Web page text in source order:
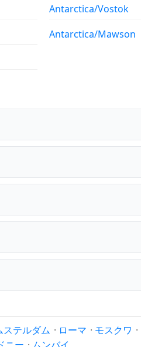
Antarctica/Vostok
Antarctica/Mawson
ステルダム · ローマ · モスクワ ·